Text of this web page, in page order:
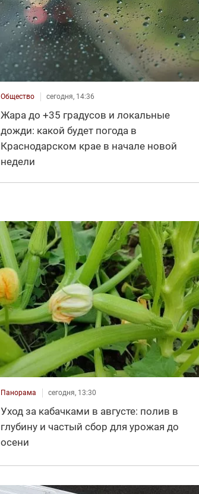
Общество сегодня, 14:36
Жара до +35 градусов и локальные
дожди: какой будет погода в
Краснодарском крае в начале новой
недели
Панорама сегодня, 13:30
Уход за кабачками в августе: полив в
глубину и частый сбор для урожая до
осени